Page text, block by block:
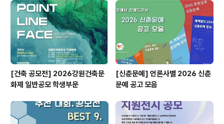
[건축 공모전] 2026강원건축문
화제 일반공모 학생부문
[신춘문예] 언론사별 2026 신춘
문예 공고 모음